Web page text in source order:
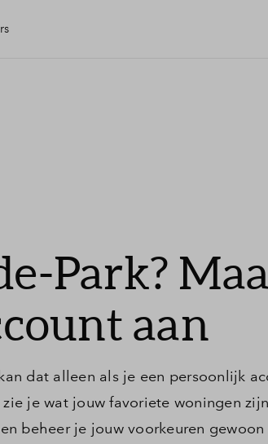
Park?
aan
dat alleen als je een persoonlijk
je wat jouw favoriete woningen
beheer je jouw voorkeuren gewoon